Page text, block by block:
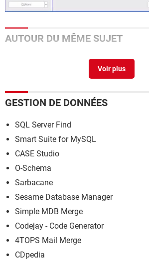
AUTOUR DU MÊME SUJET
> Télécharger -
GESTION DE DONNÉES
SQL Server Find
Smart Suite for MySQL
CASE Studio
O-Schema
Sarbacane
Sesame Database Manager
Simple MDB Merge
Codejay - Code Generator
4TOPS Mail Merge
CDpedia